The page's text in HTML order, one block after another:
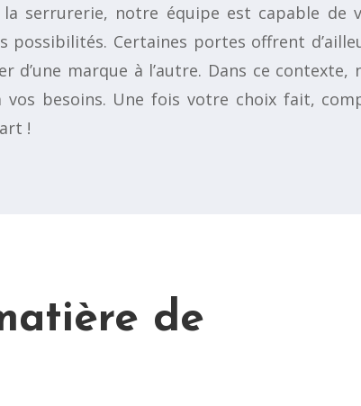
serrurerie, notre équipe est capable de
possibilités. Certaines portes offrent
d’une marque à l’autre. Dans ce
besoins. Une fois votre choix fait,
!
de